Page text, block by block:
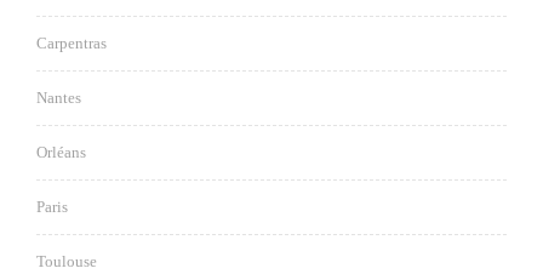
Carpentras
Nantes
Orléans
Paris
Toulouse